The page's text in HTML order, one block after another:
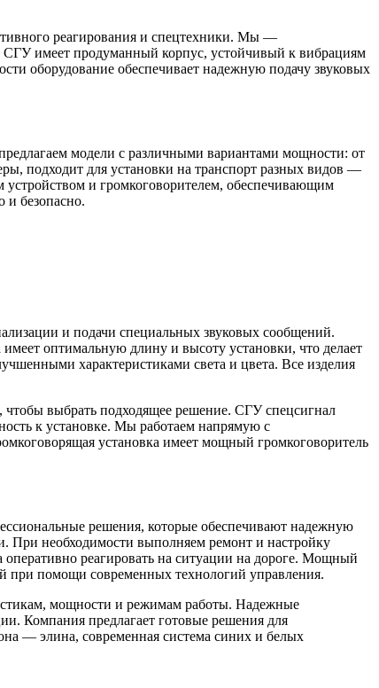
реагирования и спецтехники. Мы —
СГУ имеет продуманный корпус, устойчивый к вибрациям
оборудование обеспечивает надежную подачу звуковых
модели с различными вариантами мощности: от
подходит для установки на транспорт разных видов —
и громкоговорителем, обеспечивающим
и безопасно.
и подачи специальных звуковых сообщений.
оптимальную длину и высоту установки, что делает
характеристиками света и цвета. Все изделия
чтобы выбрать подходящее решение. СГУ спецсигнал
к установке. Мы работаем напрямую с
установка имеет мощный громкоговоритель
решения, которые обеспечивают надежную
При необходимости выполняем ремонт и настройку
реагировать на ситуации на дороге. Мощный
при помощи современных технологий управления.
мощности и режимам работы. Надежные
Компания предлагает готовые решения для
— элина, современная система синих и белых